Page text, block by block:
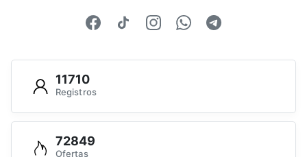
11710
Registros
72849
Ofertas